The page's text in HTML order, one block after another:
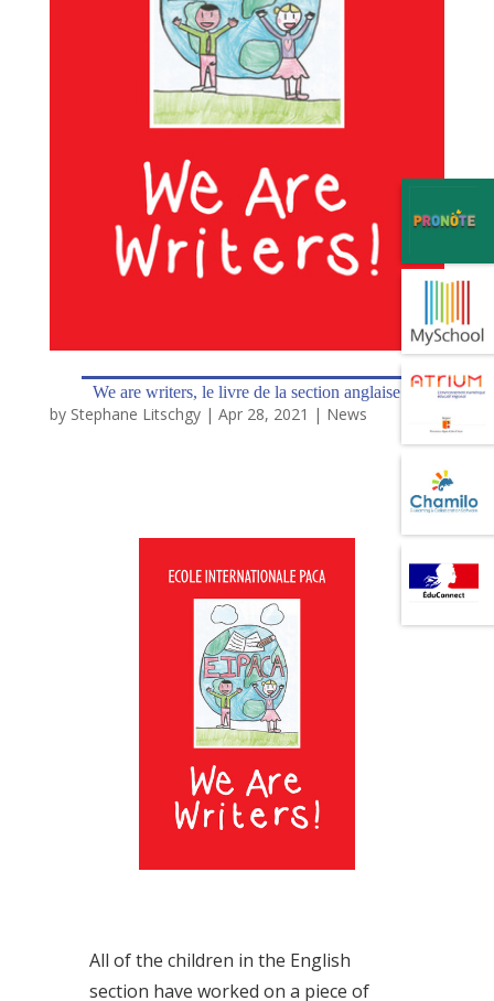
We are writers, le livre de la section anglaise
by Stephane Litschgy| Apr 28, 2021 | News
All of the children in the English
section have worked on a piece of